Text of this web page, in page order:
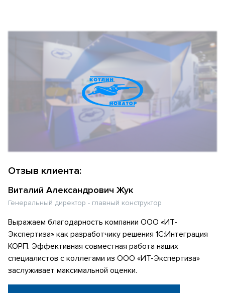
Отзыв клиента:
Виталий Александрович Жук
Генеральный директор - главный конструктор
Выражаем благодарность компании ООО «ИТ-
Экспертиза» как разработчику решения 1С:Интеграция
КОРП. Эффективная совместная работа наших
специалистов с коллегами из ООО «ИТ-Экспертиза»
заслуживает максимальной оценки.